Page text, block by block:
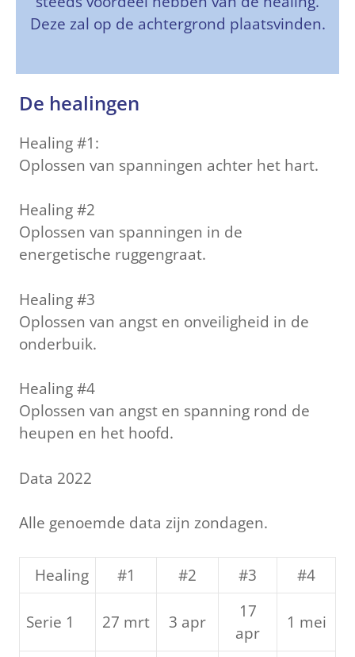
Deze zal op de achtergrond plaatsvinden.
De healingen
Healing #1:
Oplossen van spanningen achter het hart.
Healing #2
Oplossen van spanningen in de
energetische ruggengraat.
Healing #3
Oplossen van angst en onveiligheid in de
onderbuik.
Healing #4
Oplossen van angst en spanning rond de
heupen en het hoofd.
Data 2022
Alle genoemde data zijn zondagen.
Healing #1 #2 #3 #4
Serie 1 27 mrt 3 apr
17
apr
1 mei